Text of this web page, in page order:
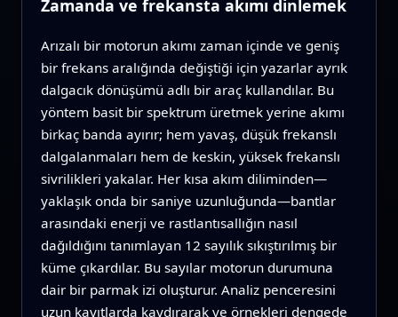
Zamanda ve frekansta akımı dinlemek
Arızalı bir motorun akımı zaman içinde ve geniş
bir frekans aralığında değiştiği için yazarlar ayrık
dalgacık dönüşümü adlı bir araç kullandılar. Bu
yöntem basit bir spektrum üretmek yerine akımı
birkaç banda ayırır; hem yavaş, düşük frekanslı
dalgalanmaları hem de keskin, yüksek frekanslı
sivrilikleri yakalar. Her kısa akım diliminden—
yaklaşık onda bir saniye uzunluğunda—bantlar
arasındaki enerji ve rastlantısallığın nasıl
dağıldığını tanımlayan 12 sayılık sıkıştırılmış bir
küme çıkardılar. Bu sayılar motorun durumuna
dair bir parmak izi oluşturur. Analiz penceresini
uzun kayıtlarda kaydırarak ve örnekleri dengede